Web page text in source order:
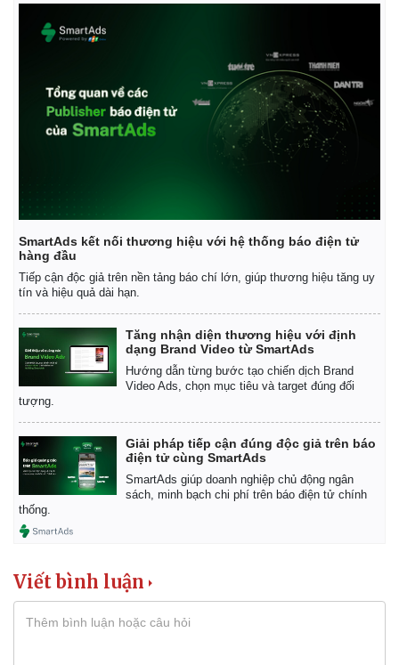
Pháp luật
Vụ án
Tin nóng
Quân sự - Quốc phòng
SmartAds kết nối thương hiệu với hệ thống báo điện tử
hàng đầu
Tiếp cận độc giả trên nền tảng báo chí lớn, giúp thương hiệu tăng uy
tín và hiệu quả dài hạn.
Tăng nhận diện thương hiệu với định
dạng Brand Video từ SmartAds
Hướng dẫn từng bước tạo chiến dịch Brand
Video Ads, chọn mục tiêu và target đúng đối
tượng.
Giải pháp tiếp cận đúng độc giả trên báo
điện tử cùng SmartAds
SmartAds giúp doanh nghiệp chủ động ngân
sách, minh bạch chi phí trên báo điện tử chính
thống.
Viết bình luận